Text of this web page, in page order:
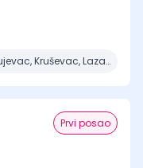
Beograd, Kragujevac, Kruševac, Lazarevac, Mladenovac + 6 mesta
Prvi posao